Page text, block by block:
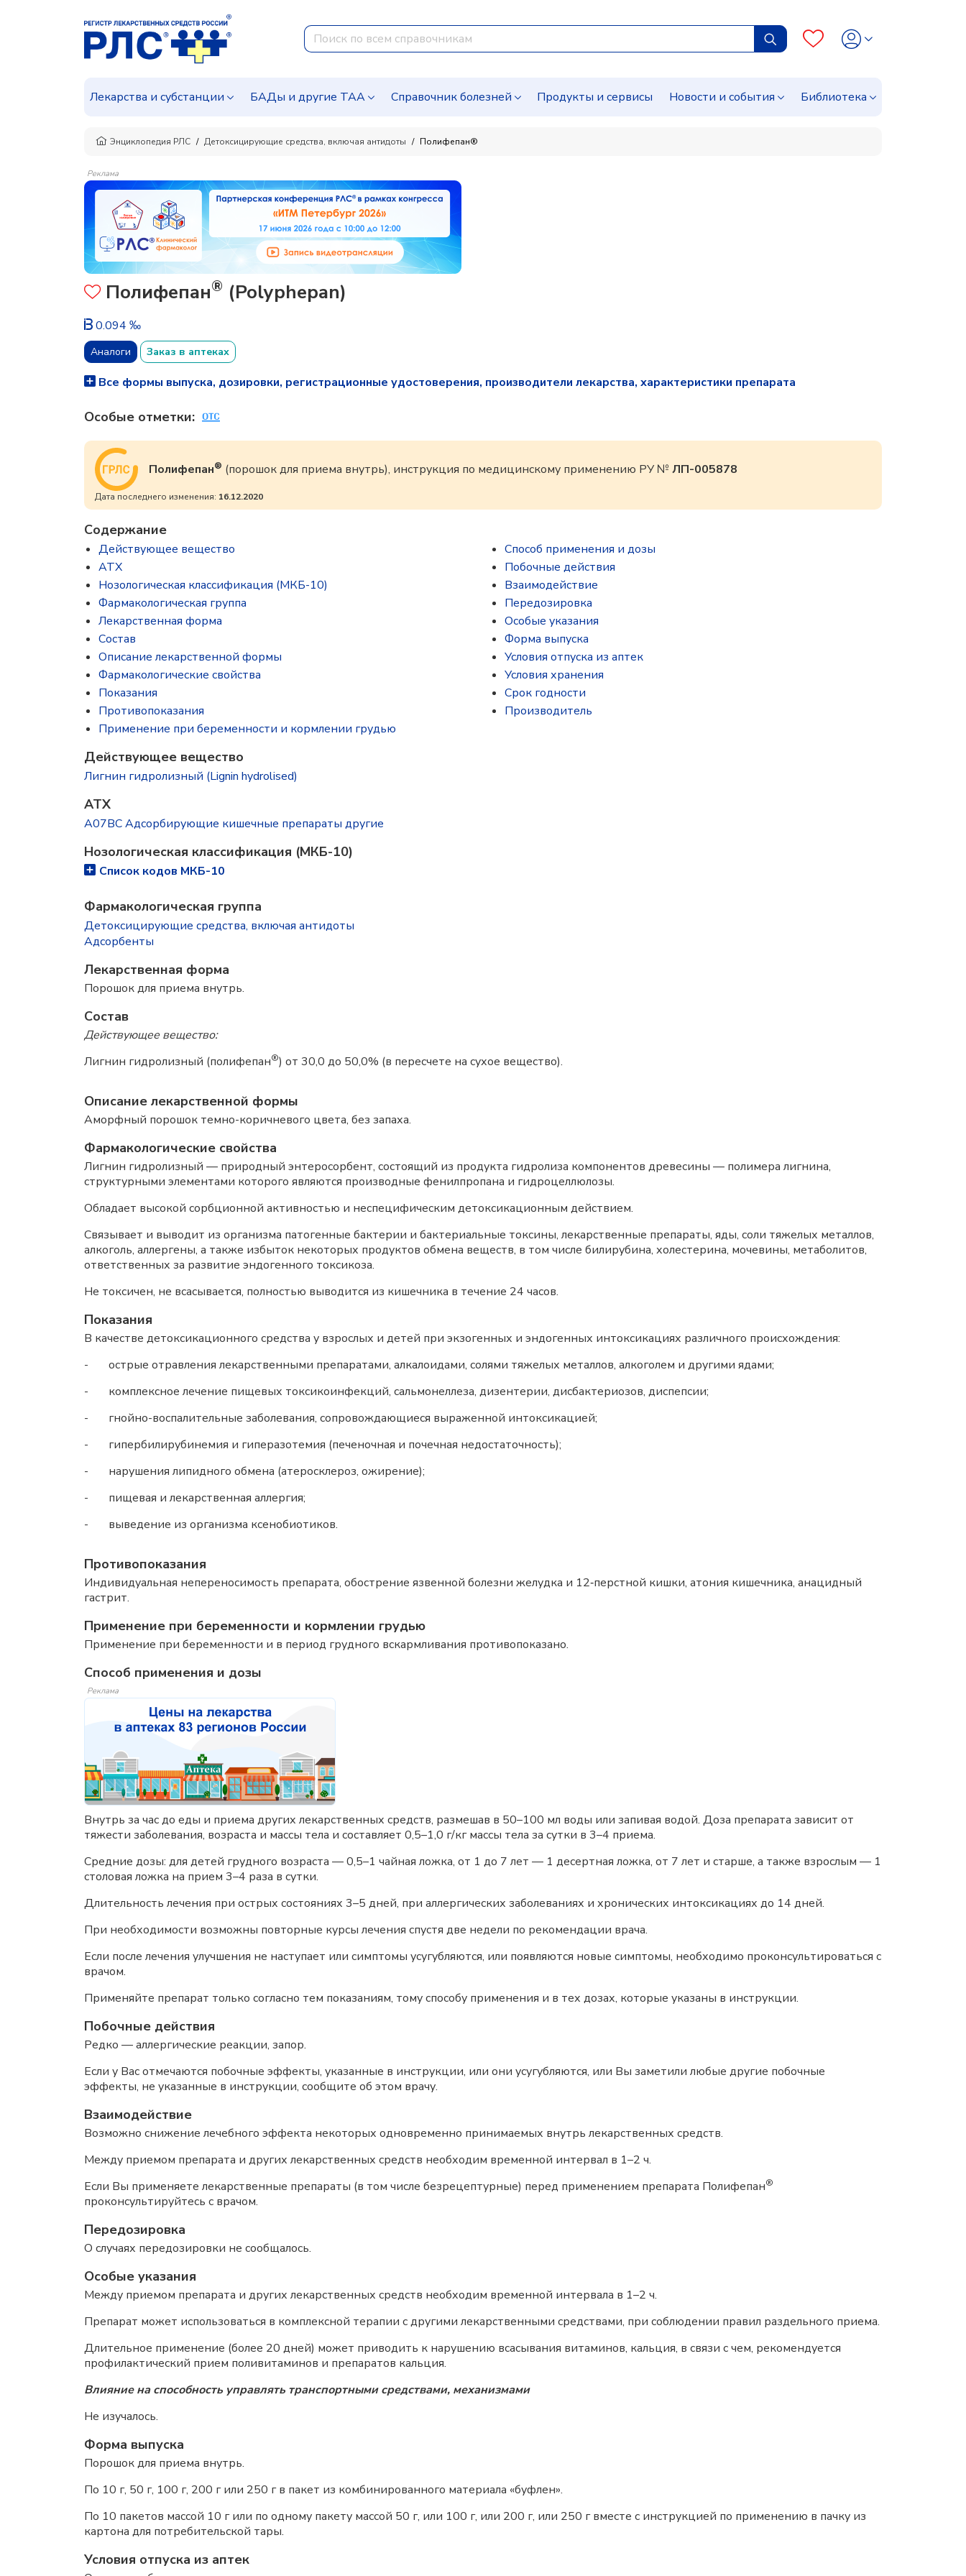
Лекарства и субстанции БАДы и другие ТАА Справочник болезней Продукты и сервисы Новости и события Библиотека
Энциклопедия РЛС Детоксицирующие средства, включая антидоты Полифепан®
Реклама
Полифепан® (Polyphepan)
0.094 ‰
Аналоги Заказ в аптеках
Все формы выпуска, дозировки, регистрационные удостоверения, производители лекарства, характеристики препарата
Особые отметки:
Полифепан® (порошок для приема внутрь), инструкция по медицинскому применению РУ № ЛП-005878
Дата последнего изменения: 16.12.2020
Содержание
Действующее вещество
ATX
Нозологическая классификация (МКБ-10)
Фармакологическая группа
Лекарственная форма
Состав
Описание лекарственной формы
Фармакологические свойства
Показания
Противопоказания
Применение при беременности и кормлении грудью
Способ применения и дозы
Побочные действия
Взаимодействие
Передозировка
Особые указания
Форма выпуска
Условия отпуска из аптек
Условия хранения
Срок годности
Производитель
Действующее вещество
Лигнин гидролизный (Lignin hydrolised)
ATX
A07BC Адсорбирующие кишечные препараты другие
Нозологическая классификация (МКБ-10)
Список кодов МКБ-10
Фармакологическая группа
Детоксицирующие средства, включая антидоты
Адсорбенты
Лекарственная форма
Порошок для приема внутрь.
Состав
Действующее вещество:
Лигнин гидролизный (полифепан®) от 30,0 до 50,0% (в пересчете на сухое вещество).
Описание лекарственной формы
Аморфный порошок темно-коричневого цвета, без запаха.
Фармакологические свойства
Лигнин гидролизный — природный энтеросорбент, состоящий из продукта гидролиза компонентов древесины — полимера лигнина,
структурными элементами которого являются производные фенилпропана и гидроцеллюлозы.
Обладает высокой сорбционной активностью и неспецифическим детоксикационным действием.
Связывает и выводит из организма патогенные бактерии и бактериальные токсины, лекарственные препараты, яды, соли тяжелых металлов,
алкоголь, аллергены, а также избыток некоторых продуктов обмена веществ, в том числе билирубина, холестерина, мочевины, метаболитов,
ответственных за развитие эндогенного токсикоза.
Не токсичен, не всасывается, полностью выводится из кишечника в течение 24 часов.
Показания
В качестве детоксикационного средства у взрослых и детей при экзогенных и эндогенных интоксикациях различного происхождения:
- острые отравления лекарственными препаратами, алкалоидами, солями тяжелых металлов, алкоголем и другими ядами;
- комплексное лечение пищевых токсикоинфекций, сальмонеллеза, дизентерии, дисбактериозов, диспепсии;
- гнойно-воспалительные заболевания, сопровождающиеся выраженной интоксикацией;
- гипербилирубинемия и гиперазотемия (печеночная и почечная недостаточность);
- нарушения липидного обмена (атеросклероз, ожирение);
- пищевая и лекарственная аллергия;
- выведение из организма ксенобиотиков.
Противопоказания
Индивидуальная непереносимость препарата, обострение язвенной болезни желудка и 12‑перстной кишки, атония кишечника, анацидный
гастрит.
Применение при беременности и кормлении грудью
Применение при беременности и в период грудного вскармливания противопоказано.
Способ применения и дозы
Реклама
Внутрь за час до еды и приема других лекарственных средств, размешав в 50–100 мл воды или запивая водой. Доза препарата зависит от
тяжести заболевания, возраста и массы тела и составляет 0,5–1,0 г/кг массы тела за сутки в 3–4 приема.
Средние дозы: для детей грудного возраста — 0,5–1 чайная ложка, от 1 до 7 лет — 1 десертная ложка, от 7 лет и старше, а также взрослым — 1
столовая ложка на прием 3–4 раза в сутки.
Длительность лечения при острых состояниях 3–5 дней, при аллергических заболеваниях и хронических интоксикациях до 14 дней.
При необходимости возможны повторные курсы лечения спустя две недели по рекомендации врача.
Если после лечения улучшения не наступает или симптомы усугубляются, или появляются новые симптомы, необходимо проконсультироваться с
врачом.
Применяйте препарат только согласно тем показаниям, тому способу применения и в тех дозах, которые указаны в инструкции.
Побочные действия
Редко — аллергические реакции, запор.
Если у Вас отмечаются побочные эффекты, указанные в инструкции, или они усугубляются, или Вы заметили любые другие побочные
эффекты, не указанные в инструкции, сообщите об этом врачу.
Взаимодействие
Возможно снижение лечебного эффекта некоторых одновременно принимаемых внутрь лекарственных средств.
Между приемом препарата и других лекарственных средств необходим временной интервал в 1–2 ч.
Если Вы применяете лекарственные препараты (в том числе безрецептурные) перед применением препарата Полифепан®
проконсультируйтесь с врачом.
Передозировка
О случаях передозировки не сообщалось.
Особые указания
Между приемом препарата и других лекарственных средств необходим временной интервала в 1–2 ч.
Препарат может использоваться в комплексной терапии с другими лекарственными средствами, при соблюдении правил раздельного приема.
Длительное применение (более 20 дней) может приводить к нарушению всасывания витаминов, кальция, в связи с чем, рекомендуется
профилактический прием поливитаминов и препаратов кальция.
Влияние на способность управлять транспортными средствами, механизмами
Не изучалось.
Форма выпуска
Порошок для приема внутрь.
По 10 г, 50 г, 100 г, 200 г или 250 г в пакет из комбинированного материала «буфлен».
По 10 пакетов массой 10 г или по одному пакету массой 50 г, или 100 г, или 200 г, или 250 г вместе с инструкцией по применению в пачку из
картона для потребительской тары.
Условия отпуска из аптек